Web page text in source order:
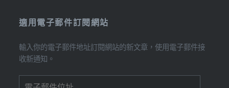
適用電子郵件訂閱網站
輸入你的電子郵件地址訂閱網站的新文章，使用電子郵件接
收新通知。